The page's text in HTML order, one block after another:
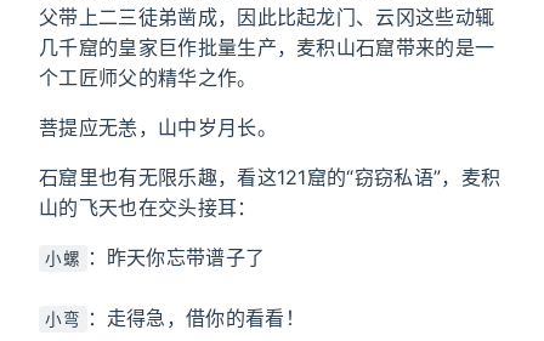
父带上二三徒弟凿成，因此比起龙门、云冈这些动辄
几千窟的皇家巨作批量生产，麦积山石窟带来的是一
个工匠师父的精华之作。
菩提应无恙，山中岁月长。
石窟里也有无限乐趣，看这121窟的“窃窃私语”，麦积
山的飞天也在交头接耳：
小螺 ：昨天你忘带谱子了
小弯 ：走得急，借你的看看！